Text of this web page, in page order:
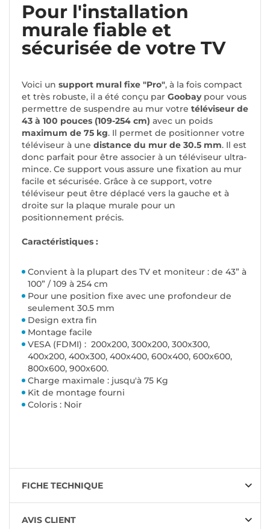
Pour l'installation
murale fiable et
sécurisée de votre TV
Voici un support mural fixe "Pro", à la fois compact
et très robuste, il a été conçu par Goobaypour vous
permettre de suspendre au mur votre téléviseur de
43 à 100 pouces (109-254 cm) avec un poids
maximum de 75 kg. Il permet de positionner votre
téléviseur à une distance du mur de 30.5 mm. Il est
donc parfait pour être associer à un téléviseur ultra-
mince. Ce support vous assure une fixation au mur
facile et sécurisée. Grâce à ce support, votre
téléviseur peut être déplacé vers la gauche et à
droite sur la plaque murale pour un
positionnement précis.
Caractéristiques :
Convient à la plupart des TV et moniteur : de 43” à
100” / 109 à 254 cm
Pour une position fixe avec une profondeur de
seulement 30.5 mm
Design extra fin
Montage facile
VESA (FDMI) : 200x200, 300x200, 300x300,
400x200, 400x300, 400x400, 600x400, 600x600,
800x600, 900x600.
Charge maximale : jusqu'à 75 Kg
Kit de montage fourni
Coloris : Noir
FICHE TECHNIQUE
AVIS CLIENT